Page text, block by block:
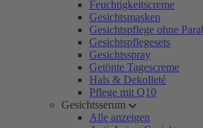
Feuchtigkeitscreme
Gesichtsmasken
Gesichtspflege ohne
Gesichtspflegesets
Gesichtsspray
Getönte Tagescreme
Hals & Dekolleté
Pflege mit Q10
Gesichtsserum
Alle anzeigen